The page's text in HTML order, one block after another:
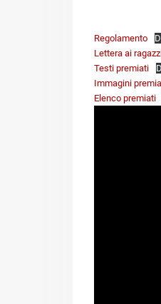
Regolamento
Lettera ai
Testi premiati
Immagini
Elenco premiati